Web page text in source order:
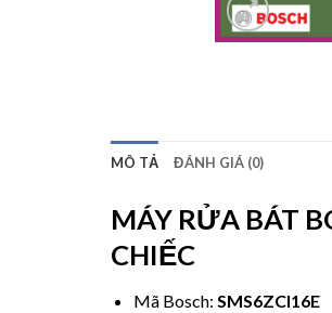
MÔ TẢ ĐÁNH GIÁ (0)
MÁY RỬA BÁT
CHIẾC
Mã Bosch: SMS6ZCI16E